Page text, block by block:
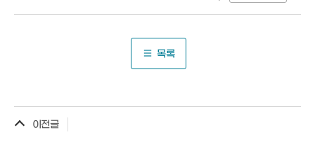
목록
이전글